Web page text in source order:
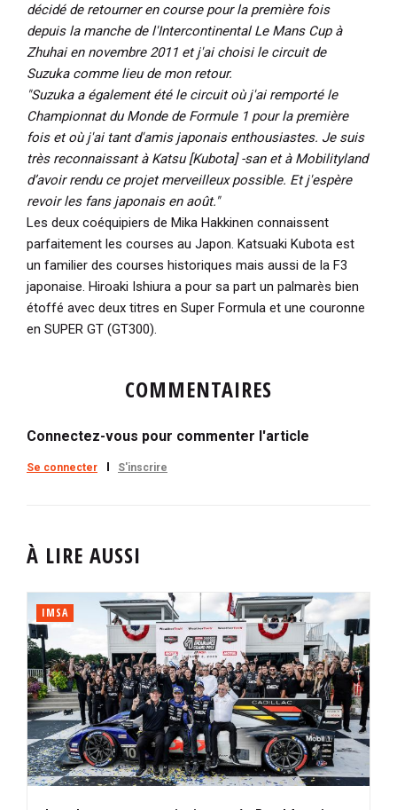
décidé de retourner en course pour la première fois
depuis la manche de l'Intercontinental Le Mans Cup à
Zhuhai en novembre 2011 et j'ai choisi le circuit de
Suzuka comme lieu de mon retour.
"Suzuka a également été le circuit où j'ai remporté le
Championnat du Monde de Formule 1 pour la première
fois et où j'ai tant d'amis japonais enthousiastes. Je suis
très reconnaissant à Katsu [Kubota] -san et à Mobilityland
d’avoir rendu ce projet merveilleux possible. Et j'espère
revoir les fans japonais en août."
Les deux coéquipiers de Mika Hakkinen connaissent
parfaitement les courses au Japon. Katsuaki Kubota est
un familier des courses historiques mais aussi de la F3
japonaise. Hiroaki Ishiura a pour sa part un palmarès bien
étoffé avec deux titres en Super Formula et une couronne
en SUPER GT (GT300).
COMMENTAIRES
Connectez-vous pour commenter l'article
Se connecter S'inscrire
À LIRE AUSSI
IMSA